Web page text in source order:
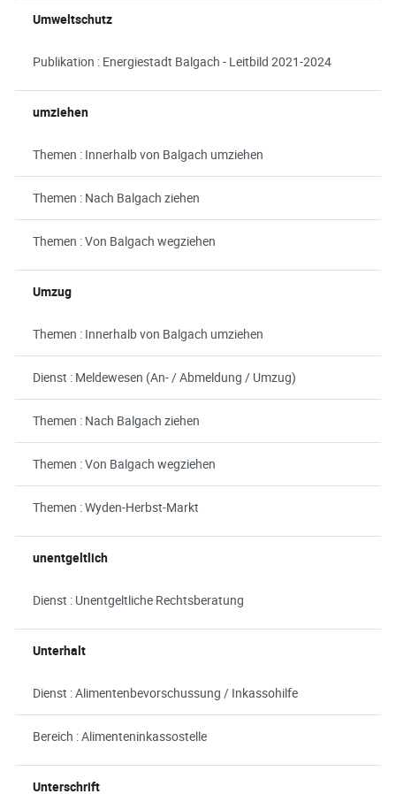
Umweltschutz
Publikation : Energiestadt Balgach - Leitbild 2021-2024
umziehen
Themen : Innerhalb von Balgach umziehen
Themen : Nach Balgach ziehen
Themen : Von Balgach wegziehen
Umzug
Themen : Innerhalb von Balgach umziehen
Dienst : Meldewesen (An- / Abmeldung / Umzug)
Themen : Nach Balgach ziehen
Themen : Von Balgach wegziehen
Themen : Wyden-Herbst-Markt
unentgeltlich
Dienst : Unentgeltliche Rechtsberatung
Unterhalt
Dienst : Alimentenbevorschussung / Inkassohilfe
Bereich : Alimenteninkassostelle
Unterschrift